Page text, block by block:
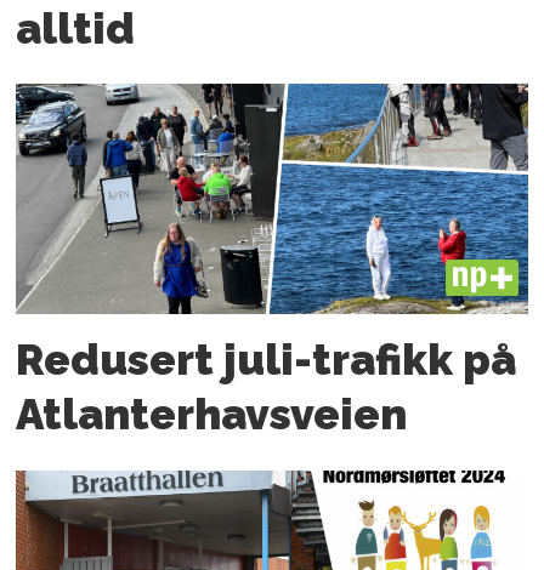
alltid
PLUS
Redusert juli-trafikk på
Atlanter­havsveien